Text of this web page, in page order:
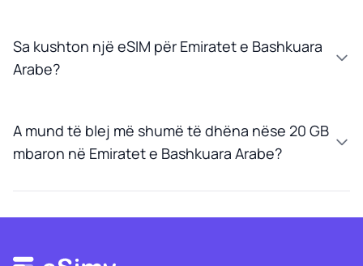
Sa kushton një eSIM për Emiratet e Bashkuara
Arabe?
A mund të blej më shumë të dhëna nëse 20 GB
mbaron në Emiratet e Bashkuara Arabe?